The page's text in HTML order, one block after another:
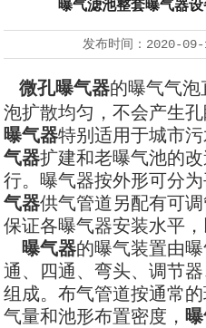
曝气滤池整套曝气器
发布时间： 2020-09-
微孔曝气器的曝气气
泡扩散均匀，不会产生
曝气器特别适用于城市
气器扩建和老曝气池的
行。曝气器按外形可分
气器供气管道另配有可
保证各曝气器安装水平，
曝气器的曝气装置由
通、四通、弯头、调节
组成。布气管道按通常
气量和池形布置密度，